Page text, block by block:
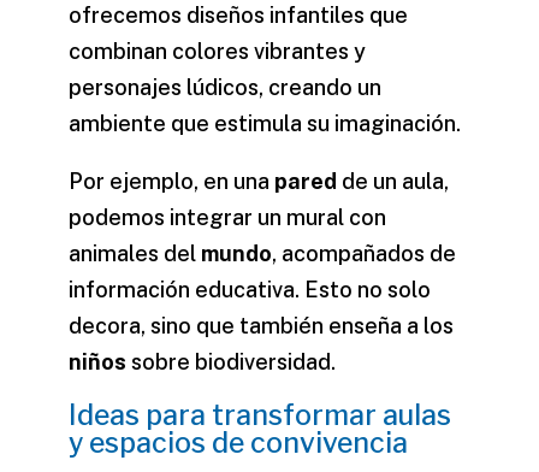
ofrecemos diseños infantiles que
combinan colores vibrantes y
personajes lúdicos, creando un
ambiente que estimula su imaginación.
Por ejemplo, en una pared de un aula,
podemos integrar un mural con
animales del mundo, acompañados de
información educativa. Esto no solo
decora, sino que también enseña a los
niños sobre biodiversidad.
Ideas para transformar aulas
y espacios de convivencia